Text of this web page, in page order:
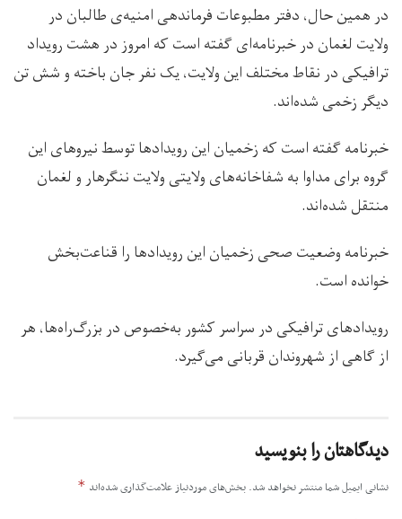
در همین حال، دفتر مطبوعات فرماندهی امنیه‌ی طالبان در
ولایت لغمان در خبرنامه‌ای گفته است که امروز در هشت رویداد
ترافیکی در نقاط مختلف این ولایت، یک نفر جان باخته و شش تن
دیگر زخمی شده‌اند.
خبرنامه گفته است که زخمیان این رویدادها توسط نیروهای این
گروه برای مداوا به شفاخانه‌های ولایتی ولایت ننگرهار و لغمان
منتقل شده‌اند.
خبرنامه وضعیت صحی زخمیان این رویدادها را قناعت‌بخش
خوانده است.
رویدادهای ترافیکی در سراسر کشور به‌خصوص در بزرگ‌راه‌ها، هر
از گاهی از شهروندان قربانی می‌گیرد.
دیدگاهتان را بنویسید
نشانی ایمیل شما منتشر نخواهد شد. بخش‌های موردنیاز علامت‌گذاری شده‌اند *